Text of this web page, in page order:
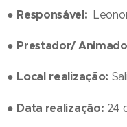
● Responsável:
● Prestador/
● Local realização:
● Data realização: 24